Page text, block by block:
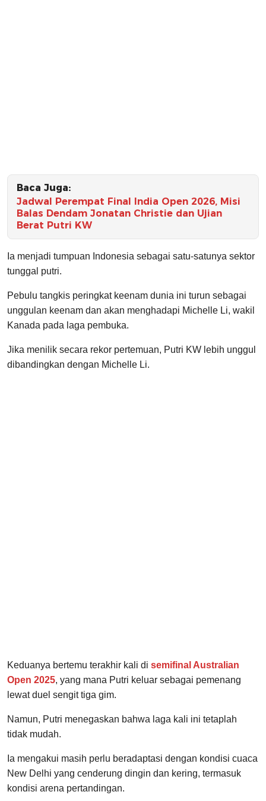
Baca Juga:
Jadwal Perempat Final India Open 2026, Misi
Balas Dendam Jonatan Christie dan Ujian
Berat Putri KW
Ia menjadi tumpuan Indonesia sebagai satu-satunya sektor
tunggal putri.
Pebulu tangkis peringkat keenam dunia ini turun sebagai
unggulan keenam dan akan menghadapi Michelle Li, wakil
Kanada pada laga pembuka.
Jika menilik secara rekor pertemuan, Putri KW lebih unggul
dibandingkan dengan Michelle Li.
Keduanya bertemu terakhir kali di semifinal Australian
Open 2025, yang mana Putri keluar sebagai pemenang
lewat duel sengit tiga gim.
Namun, Putri menegaskan bahwa laga kali ini tetaplah
tidak mudah.
Ia mengakui masih perlu beradaptasi dengan kondisi cuaca
New Delhi yang cenderung dingin dan kering, termasuk
kondisi arena pertandingan.